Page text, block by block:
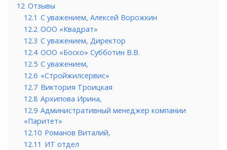
12 Отзывы
12.1 С уважением, Алексей Ворожкин
12.2 ООО «Квадрат»
12.3 С уважением, Директор
12.4 ООО «Боско» Субботин В.В.
12.5 С уважением,
12.6 «Стройжилсервис»
12.7 Виктория Троицкая
12.8 Архипова Ирина,
12.9 Административный менеджер компании
«Паритет»
12.10 Романов Виталий,
12.11 ИТ отдел